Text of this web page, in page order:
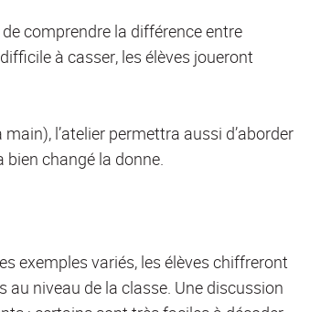
comprendre la différence entre
à casser, les élèves joueront
l’atelier permettra aussi d’aborder
changé la donne.
exemples variés, les élèves chiffreront
niveau de la classe. Une discussion